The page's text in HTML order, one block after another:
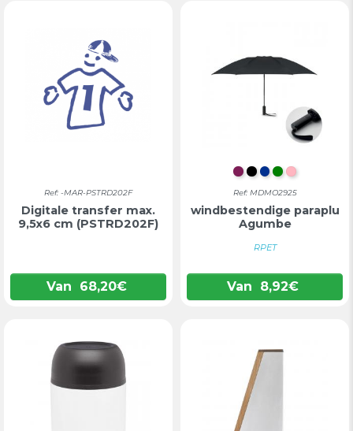
Ref: -MAR-PSTRD202F
Digitale transfer max.
9,5x6 cm (PSTRD202F)
Van 68,20€
BORDEAUX
ZWART
BLAUW
GROEN
ROZE
Ref: MDMO2925
windbestendige paraplu
Agumbe
RPET
Van 8,92€